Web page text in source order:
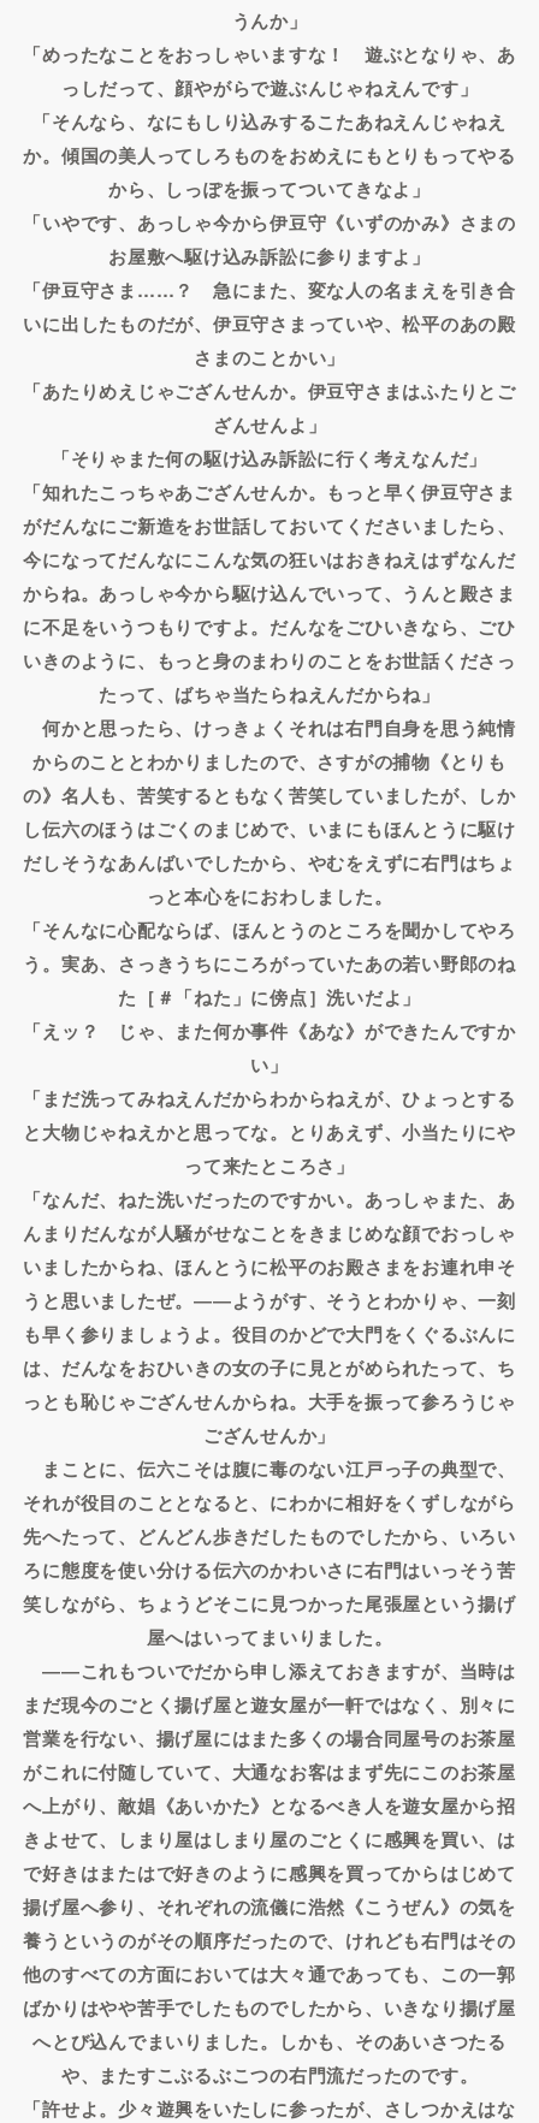
うんか」
「めったなことをおっしゃいますな！ 遊ぶとなりゃ、あ
っしだって、顔やがらで遊ぶんじゃねえんです」
「そんなら、なにもしり込みするこたあねえんじゃねえ
か。傾国の美人ってしろものをおめえにもとりもってやる
から、しっぽを振ってついてきなよ」
「いやです、あっしゃ今から伊豆守《いずのかみ》さまの
お屋敷へ駆け込み訴訟に参りますよ」
「伊豆守さま……？ 急にまた、変な人の名まえを引き合
いに出したものだが、伊豆守さまっていや、松平のあの殿
さまのことかい」
「あたりめえじゃござんせんか。伊豆守さまはふたりとご
ざんせんよ」
「そりゃまた何の駆け込み訴訟に行く考えなんだ」
「知れたこっちゃあござんせんか。もっと早く伊豆守さま
がだんなにご新造をお世話しておいてくださいましたら、
今になってだんなにこんな気の狂いはおきねえはずなんだ
からね。あっしゃ今から駆け込んでいって、うんと殿さま
に不足をいうつもりですよ。だんなをごひいきなら、ごひ
いきのように、もっと身のまわりのことをお世話くださっ
たって、ばちゃ当たらねえんだからね」
何かと思ったら、けっきょくそれは右門自身を思う純情
からのこととわかりましたので、さすがの捕物《とりも
の》名人も、苦笑するともなく苦笑していましたが、しか
し伝六のほうはごくのまじめで、いまにもほんとうに駆け
だしそうなあんばいでしたから、やむをえずに右門はちょ
っと本心をにおわしました。
「そんなに心配ならば、ほんとうのところを聞かしてやろ
う。実あ、さっきうちにころがっていたあの若い野郎のね
た［＃「ねた」に傍点］洗いだよ」
「えッ？ じゃ、また何か事件《あな》ができたんですか
い」
「まだ洗ってみねえんだからわからねえが、ひょっとする
と大物じゃねえかと思ってな。とりあえず、小当たりにや
って来たところさ」
「なんだ、ねた洗いだったのですかい。あっしゃまた、あ
んまりだんなが人騒がせなことをきまじめな顔でおっしゃ
いましたからね、ほんとうに松平のお殿さまをお連れ申そ
うと思いましたぜ。――ようがす、そうとわかりゃ、一刻
も早く参りましょうよ。役目のかどで大門をくぐるぶんに
は、だんなをおひいきの女の子に見とがめられたって、ち
っとも恥じゃござんせんからね。大手を振って参ろうじゃ
ござんせんか」
まことに、伝六こそは腹に毒のない江戸っ子の典型で、
それが役目のこととなると、にわかに相好をくずしながら
先へたって、どんどん歩きだしたものでしたから、いろい
ろに態度を使い分ける伝六のかわいさに右門はいっそう苦
笑しながら、ちょうどそこに見つかった尾張屋という揚げ
屋へはいってまいりました。
――これもついでだから申し添えておきますが、当時は
まだ現今のごとく揚げ屋と遊女屋が一軒ではなく、別々に
営業を行ない、揚げ屋にはまた多くの場合同屋号のお茶屋
がこれに付随していて、大通なお客はまず先にこのお茶屋
へ上がり、敵娼《あいかた》となるべき人を遊女屋から招
きよせて、しまり屋はしまり屋のごとくに感興を買い、は
で好きはまたはで好きのように感興を買ってからはじめて
揚げ屋へ参り、それぞれの流儀に浩然《こうぜん》の気を
養うというのがその順序だったので、けれども右門はその
他のすべての方面においては大々通であっても、この一郭
ばかりはやや苦手でしたものでしたから、いきなり揚げ屋
へとび込んでまいりました。しかも、そのあいさつたる
や、またすこぶるぶこつの右門流だったのです。
「許せよ。少々遊興をいたしに参ったが、さしつかえはな